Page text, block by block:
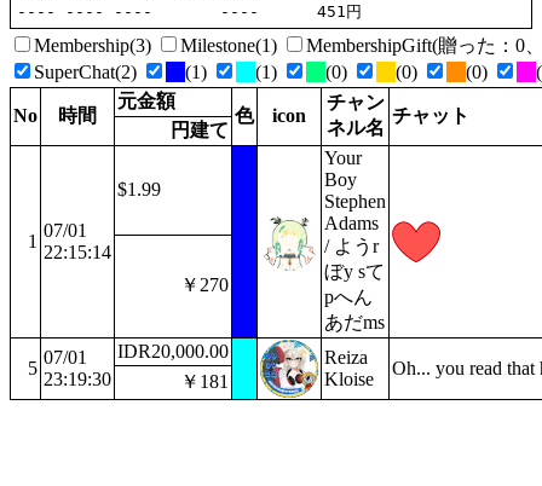
Membership(3) Milestone(1)
MembershipGift(贈った：0
SuperChat(2)
(1) (1) (0) (0) (0)
No 時間
元金額
色 icon
チャン
ネル名
チャット
円建て
1
07/01
22:15:14
$1.99
Your
Boy
Stephen
Adams
/ ようr
ぼy sて
pへん
あだms
￥270
5
07/01
23:19:30
IDR20,000.00
Reiza
Kloise
Oh... you read
￥181